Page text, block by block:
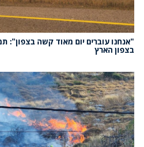
"אנחנו עוברים יום מאוד קשה בצפון":
בצפון הארץ